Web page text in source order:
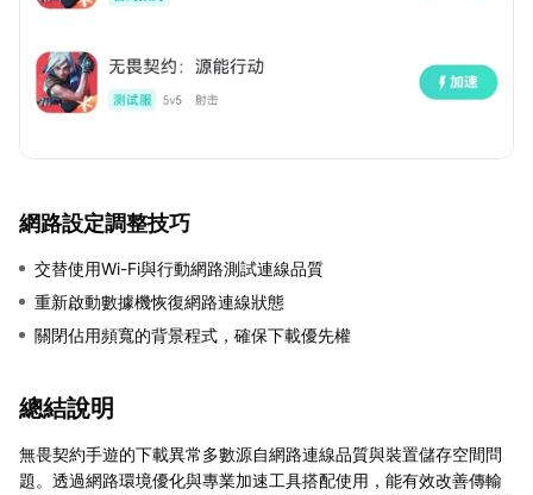
網路設定調整技巧
交替使用Wi-Fi與行動網路測試連線品質
重新啟動數據機恢復網路連線狀態
關閉佔用頻寬的背景程式，確保下載優先權
總結說明
無畏契約手遊的下載異常多數源自網路連線品質與裝置儲存空間問
題。透過網路環境優化與專業加速工具搭配使用，能有效改善傳輸